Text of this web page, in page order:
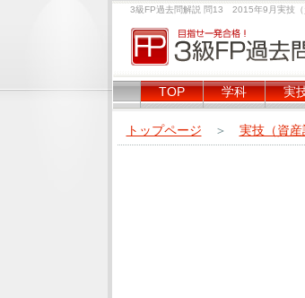
3級FP過去問解説 問13 2015年9月実技（
TOP 学科 実
トップページ ＞ 実技（資産